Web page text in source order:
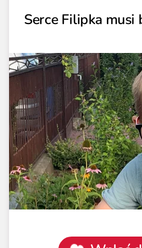
Serce Filipka musi